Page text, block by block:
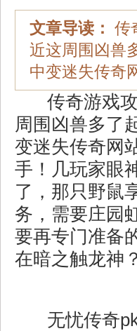
文章导读： 传
近这周围凶兽
中变迷失传奇
传奇游戏
周围凶兽多了
变迷失传奇网
手！几玩家眼
了，那只野鼠
务，需要庄园
要再专门准备
在暗之触龙神？
无忧传奇